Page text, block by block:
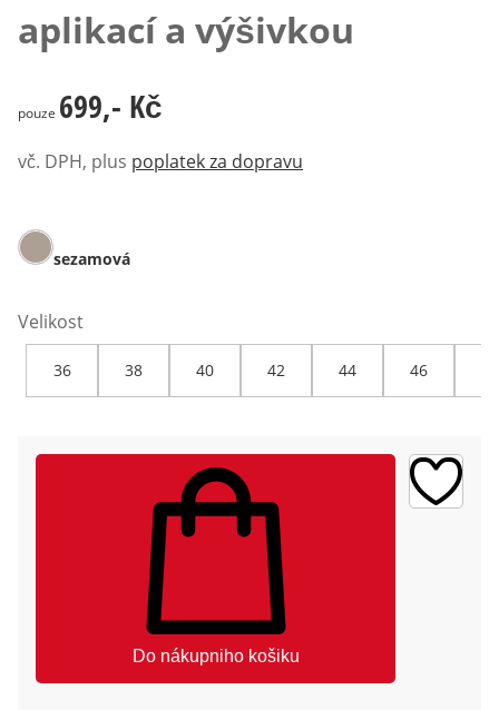
aplikací a výšivkou
699,- Kč
pouze 699,- Kč
vč. DPH, plus poplatek za dopravu
sezamová
Velikost
36 38 40 42 44 46
Do nákupniho košiku